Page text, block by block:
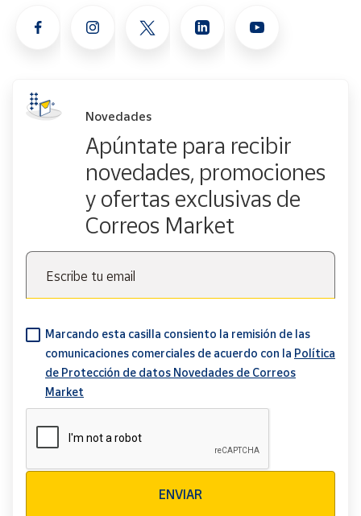
Novedades
Apúntate para recibir
novedades, promociones
y ofertas exclusivas de
Correos Market
Escribe tu email
Marcando esta casilla consiento la remisión de las
comunicaciones comerciales de acuerdo con la Política
de Protección de datos Novedades de Correos
Market
ENVIAR